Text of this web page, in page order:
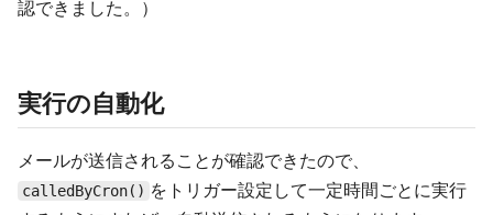
認できました。）
実行の自動化
メールが送信されることが確認できたので、
calledByCron() をトリガー設定して一定時間ごとに実行